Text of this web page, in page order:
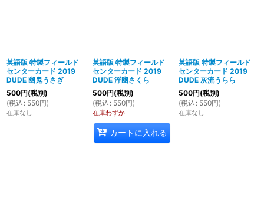
英語版 特製フィールド
センターカード 2019
DUDE 幽鬼うさぎ
500円(税別)
(税込 : 550円)
在庫なし
英語版 特製フィールド
センターカード 2019
DUDE 浮幽さくら
500円(税別)
(税込 : 550円)
在庫わずか
カートに入れる
英語版 特製フィールド
センターカード 2019
DUDE 灰流うらら
500円(税別)
(税込 : 550円)
在庫なし